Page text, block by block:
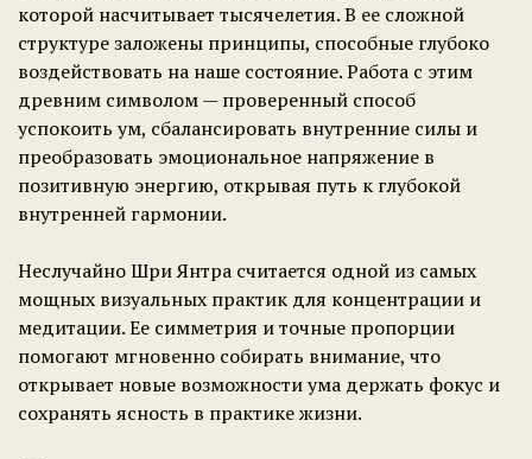
которой насчитывает тысячелетия. В ее сложной
структуре заложены принципы, способные глубоко
воздействовать на наше состояние. Работа с этим
древним символом — проверенный способ
успокоить ум, сбалансировать внутренние силы и
преобразовать эмоциональное напряжение в
позитивную энергию, открывая путь к глубокой
внутренней гармонии.
Неслучайно Шри Янтра считается одной из самых
мощных визуальных практик для концентрации и
медитации. Ее симметрия и точные пропорции
помогают мгновенно собирать внимание, что
открывает новые возможности ума держать фокус и
сохранять ясность в практике жизни.